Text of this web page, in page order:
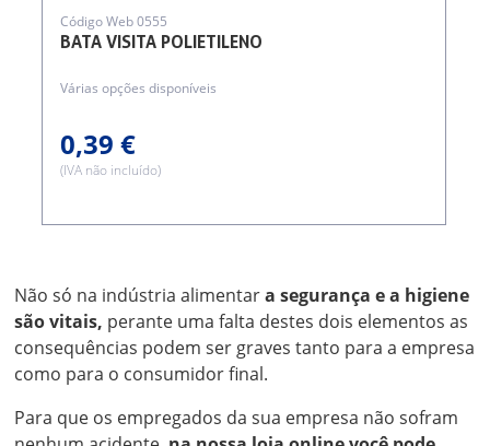
BATA VISITA POLIETILENO
Código Web 0555
Várias opções disponíveis
0,39 €
(IVA não incluído)
Não só na indústria alimentara segurança e a higiene
são vitais, perante uma falta destes dois elementos as
consequências podem ser graves tanto para a empresa
como para o consumidor final.
Para que os empregados da sua empresa não sofram